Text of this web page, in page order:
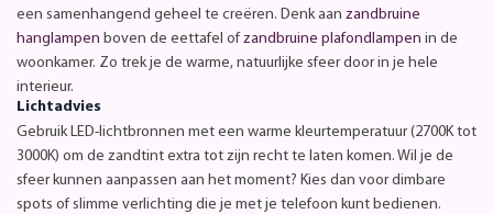
een samenhangend geheel te creëren. Denk aan zandbruine
hanglampen boven de eettafel of zandbruine plafondlampen in de
woonkamer. Zo trek je de warme, natuurlijke sfeer door in je hele
interieur.
Lichtadvies
Gebruik LED-lichtbronnen met een warme kleurtemperatuur (2700K tot
3000K) om de zandtint extra tot zijn recht te laten komen. Wil je de
sfeer kunnen aanpassen aan het moment? Kies dan voor dimbare
spots of slimme verlichting die je met je telefoon kunt bedienen.